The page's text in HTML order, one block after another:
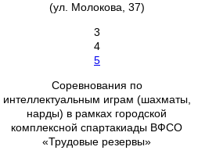
(ул. Молокова, 37)
3
4
5
Соревнования по
интеллектуальным играм (шахматы,
нарды) в рамках городской
комплексной спартакиады ВФСО
«Трудовые резервы»